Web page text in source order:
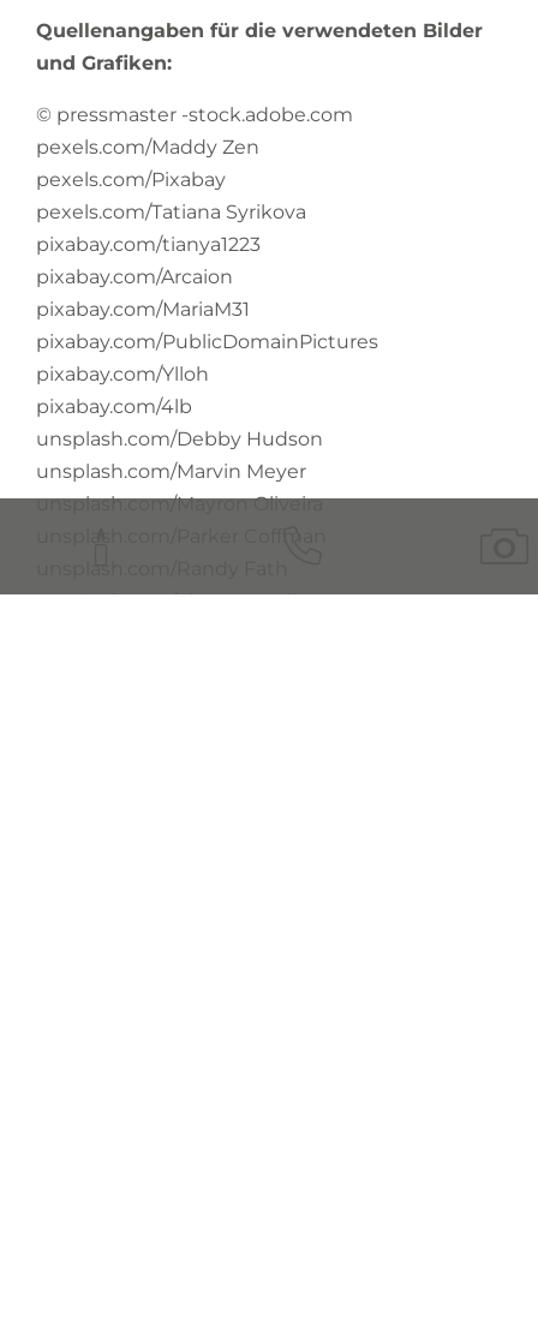
Quellenangaben für die verwendeten Bilder
und Grafiken:
© pressmaster -stock.adobe.com
pexels.com/Maddy Zen
pexels.com/Pixabay
pexels.com/Tatiana Syrikova
pixabay.com/tianya1223
pixabay.com/Arcaion
pixabay.com/MariaM31
pixabay.com/PublicDomainPictures
pixabay.com/Ylloh
pixabay.com/4lb
unsplash.com/Debby Hudson
unsplash.com/Marvin Meyer
unsplash.com/Mayron Oliveira
unsplash.com/Simeon Muller